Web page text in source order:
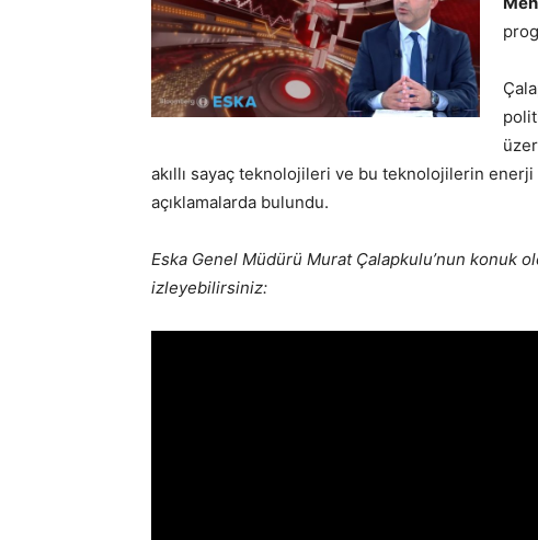
akıllı sayaç teknolojileri ve bu teknolojilerin enerji
açıklamalarda bulundu.
Eska Genel Müdürü Murat Çalapkulu’nun konuk
izleyebilirsiniz: